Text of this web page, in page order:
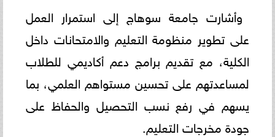
وأشارت جامعة سوهاج إلى استمرار العمل
على تطوير منظومة التعليم والامتحانات داخل
الكلية، مع تقديم برامج دعم أكاديمي للطلاب
لمساعدتهم على تحسين مستواهم العلمي، بما
يسهم في رفع نسب التحصيل والحفاظ على
جودة مخرجات التعليم.